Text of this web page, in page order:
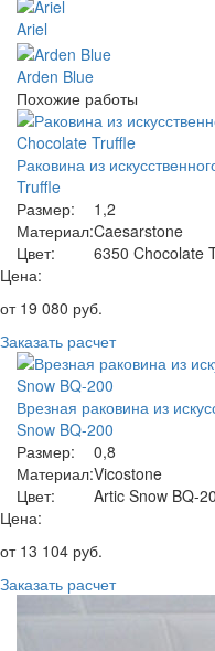
Ariel
Arden Blue
Похожие работы
Раковина из
Truffle
Размер:
1,2
Материал:Caesarstone
Цвет:
6350 Chocolate
Цена:
от 19 080 руб.
Заказать расчет
Врезная раковина из
Snow BQ-200
Размер:
0,8
Материал:Vicostone
Цвет:
Artic Snow BQ-
Цена:
от 13 104 руб.
Заказать расчет